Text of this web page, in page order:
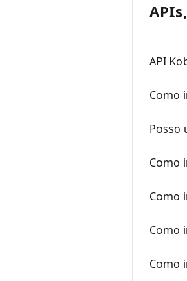
API
Como
Posso
Como
Como
Como
Como